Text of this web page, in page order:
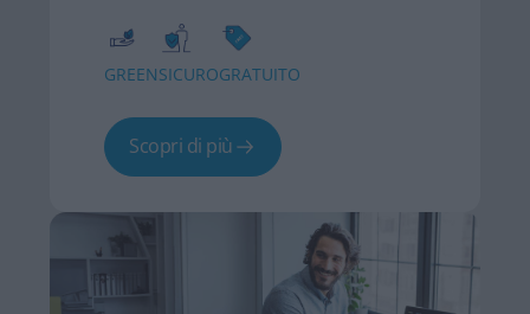
GREENSICUROGRATUITO
Scopri di più